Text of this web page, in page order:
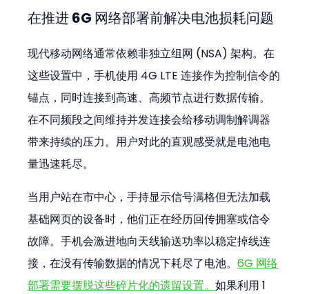
在推进 6G 网络部署前解决电池损耗问题
现代移动网络通常依赖非独立组网 (NSA) 架构。在
这些设置中，手机使用 4G LTE 连接作为控制信令的
锚点，同时连接到高速、高频节点进行数据传输。
在不同频段之间维持并发连接会给移动调制解调器
带来持续的压力。用户对此的直观感受就是电池电
量迅速耗尽。
当用户站在市中心，手持显示信号满格但无法加载
基础网页的设备时，他们正在经历回传拥塞或信令
故障。手机会激进地向天线输送功率以稳定掉线连
接，在没有传输数据的情况下耗尽了电池。6G 网络
部署需要摆脱这些碎片化的遗留设置。如果利用 1